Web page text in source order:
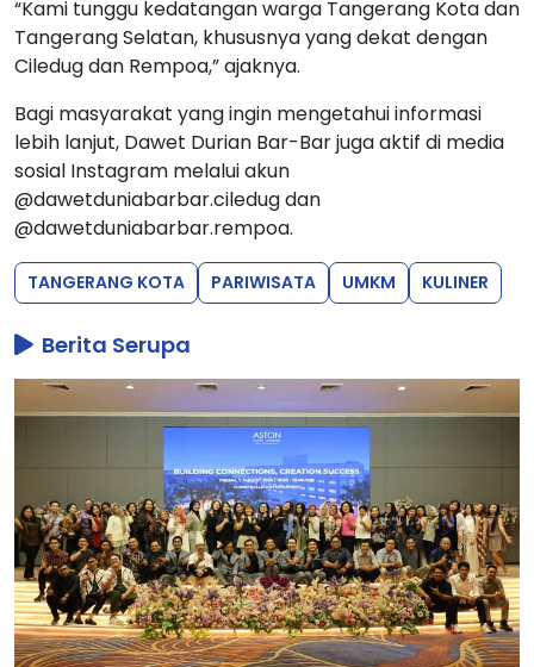
“Kami tunggu kedatangan warga Tangerang Kota dan
Tangerang Selatan, khususnya yang dekat dengan
Bagi masyarakat yang ingin mengetahui informasi
lebih lanjut, Dawet Durian Bar-Bar juga aktif di media
sosial Instagram melalui akun
@dawetduniabarbar.ciledug dan
TANGERANG KOTA PARIWISATA UMKM KULINER
Berita Serupa